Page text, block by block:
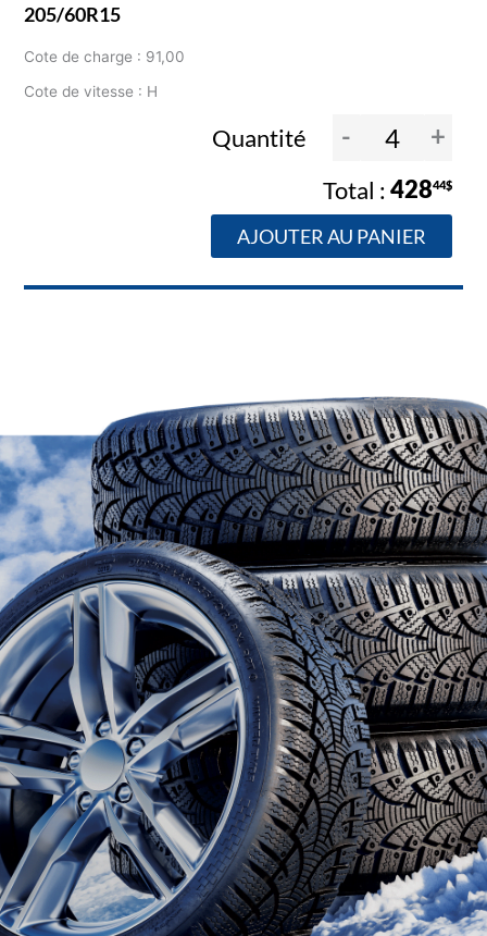
205/60R15
Cote de charge : 91,00
Cote de vitesse : H
Quantité - +
42844$
AJOUTER AU PANIER